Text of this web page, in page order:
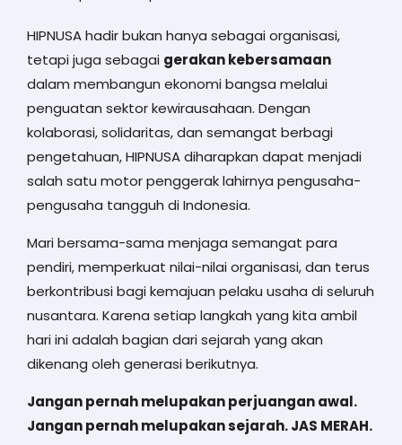
HIPNUSA hadir bukan hanya sebagai organisasi,
tetapi juga sebagai gerakan kebersamaan
dalam membangun ekonomi bangsa melalui
penguatan sektor kewirausahaan. Dengan
kolaborasi, solidaritas, dan semangat berbagi
pengetahuan, HIPNUSA diharapkan dapat menjadi
salah satu motor penggerak lahirnya pengusaha-
pengusaha tangguh di Indonesia.
Mari bersama-sama menjaga semangat para
pendiri, memperkuat nilai-nilai organisasi, dan terus
berkontribusi bagi kemajuan pelaku usaha di seluruh
nusantara. Karena setiap langkah yang kita ambil
hari ini adalah bagian dari sejarah yang akan
dikenang oleh generasi berikutnya.
Jangan pernah melupakan perjuangan awal.
Jangan pernah melupakan sejarah. JAS MERAH.